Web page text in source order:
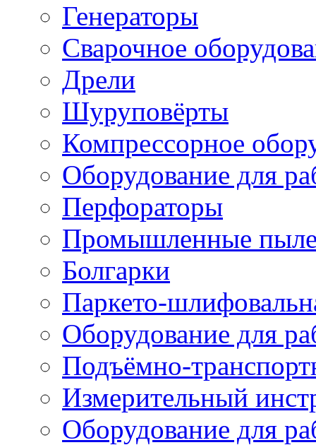
Генераторы
Сварочное
Дрели
Шуруповёрты
Компрессорное
Оборудование для
Перфораторы
Промышленные
Болгарки
Паркето-
Оборудование для
Подъёмно-
Измерительный
Оборудование для